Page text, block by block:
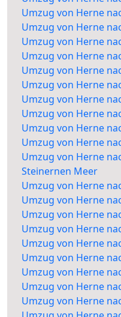
Umzug von Herne
Umzug von Herne
Umzug von Herne
Umzug von Herne
Umzug von Herne
Umzug von Herne
Umzug von Herne
Umzug von Herne
Umzug von Herne
Umzug von Herne
Umzug von Herne
Steinernen Meer
Umzug von Herne
Umzug von Herne
Umzug von Herne
Umzug von Herne
Umzug von Herne
Umzug von Herne
Umzug von Herne
Umzug von Herne
Umzug von Herne